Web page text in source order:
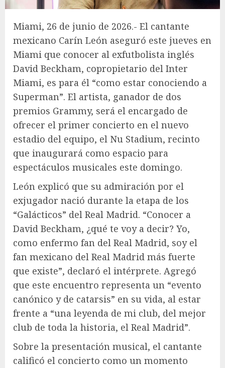
Miami, 26 de junio de 2026.- El cantante
mexicano Carín León aseguró este jueves en
Miami que conocer al exfutbolista inglés
David Beckham, copropietario del Inter
Miami, es para él “como estar conociendo a
Superman”. El artista, ganador de dos
premios Grammy, será el encargado de
ofrecer el primer concierto en el nuevo
estadio del equipo, el Nu Stadium, recinto
que inaugurará como espacio para
espectáculos musicales este domingo.
León explicó que su admiración por el
exjugador nació durante la etapa de los
“Galácticos” del Real Madrid. “Conocer a
David Beckham, ¿qué te voy a decir? Yo,
como enfermo fan del Real Madrid, soy el
fan mexicano del Real Madrid más fuerte
que existe”, declaró el intérprete. Agregó
que este encuentro representa un “evento
canónico y de catarsis” en su vida, al estar
frente a “una leyenda de mi club, del mejor
club de toda la historia, el Real Madrid”.
Sobre la presentación musical, el cantante
calificó el concierto como un momento